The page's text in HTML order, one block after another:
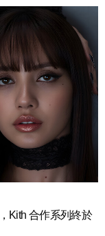
Kith 合作系列終於